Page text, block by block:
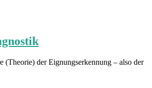
(Theorie) der Eignungserkennung – also der